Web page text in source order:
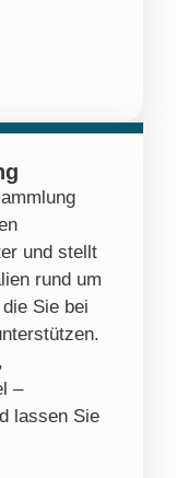
und stellt
rund um
Sie bei
–
lassen Sie